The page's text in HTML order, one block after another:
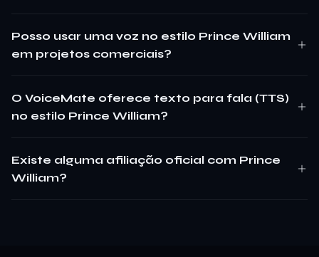
Posso usar uma voz no estilo Prince William
em projetos comerciais?
O VoiceMate oferece texto para fala (TTS)
no estilo Prince William?
Existe alguma afiliação oficial com Prince
William?